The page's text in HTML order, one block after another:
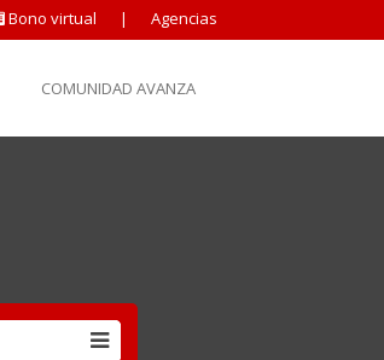
Bono virtual | Agencias
COMUNIDAD AVANZA